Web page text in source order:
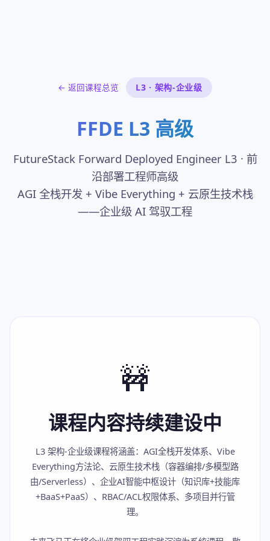
← 返回课程总览 L3 · 架构-企业级
FFDE L3 高级
FutureStack Forward Deployed Engineer L3 · 前
沿部署工程师高级
AGI 全栈开发 + Vibe Everything + 云原生技术栈
——企业级 AI 驾驭工程
🚧
课程内容持续建设中
L3 架构-企业级课程将涵盖：AGI全栈开发体系、Vibe
Everything方法论、云原生技术栈（容器编排/多模型路
由/Serverless）、企业AI智能中枢设计（知识库+技能库
+BaaS+PaaS）、RBAC/ACL权限体系、多项目并行管
理。